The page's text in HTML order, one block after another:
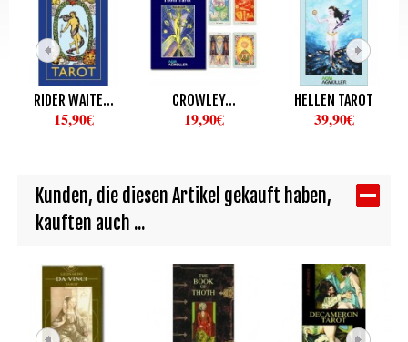
RIDER WAITE...
15,90€
CROWLEY...
19,90€
HELLEN TAROT
39,90€
Kunden, die diesen Artikel gekauft haben,
kauften auch ...